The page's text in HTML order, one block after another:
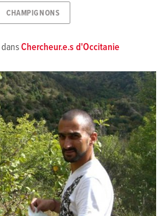
CHAMPIGNONS
dansChercheur.e.s d'Occitanie